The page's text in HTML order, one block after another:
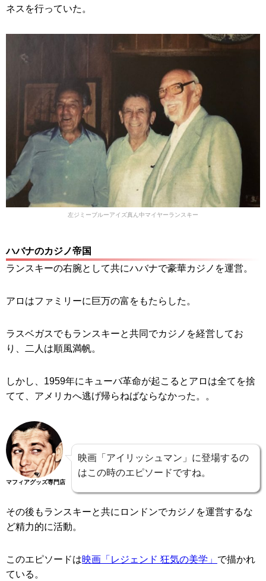
ネスを行っていた。
左ジミーブルーアイズ真ん中マイヤーランスキー
ハバナのカジノ帝国
ランスキーの右腕として共にハバナで豪華カジノを運営。
アロはファミリーに巨万の富をもたらした。
ラスベガスでもランスキーと共同でカジノを経営してお
り、二人は順風満帆。
しかし、1959年にキューバ革命が起こるとアロは全てを捨
てて、アメリカへ逃げ帰らねばならなかった。。
マフィアグッズ専門店
映画「アイリッシュマン」に登場するの
はこの時のエピソードですね。
その後もランスキーと共にロンドンでカジノを運営するな
ど精力的に活動。
このエピソードは映画「レジェンド 狂気の美学」 で描かれ
ている。